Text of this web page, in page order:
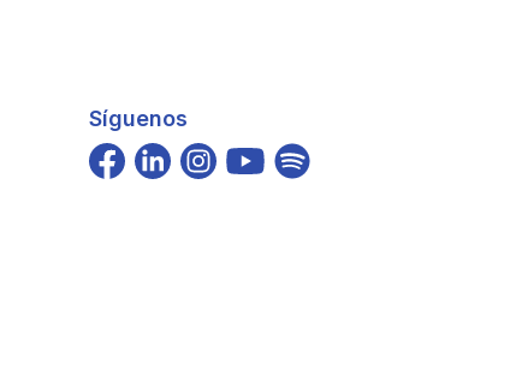
Síguenos